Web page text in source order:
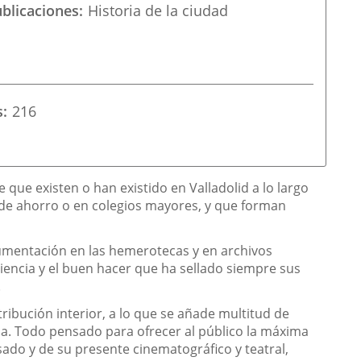
Historia de la ciudad
216
existen o han existido en Valladolid a lo largo
ahorro o en colegios mayores, y que forman
en las hemerotecas y en archivos
y el buen hacer que ha sellado siempre sus
interior, a lo que se añade multitud de
Todo pensado para ofrecer al público la máxima
y de su presente cinematográfico y teatral,